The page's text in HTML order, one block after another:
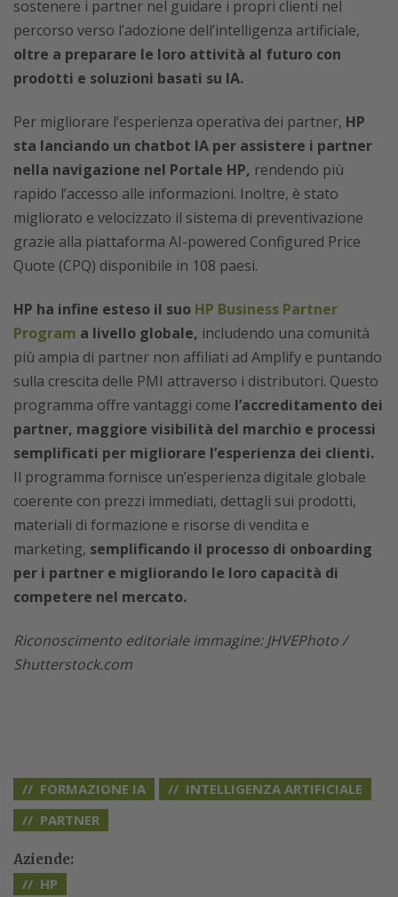
sostenere i partner nel guidare i propri clienti nel
percorso verso l’adozione dell’intelligenza artificiale,
oltre a preparare le loro attività al futuro con
prodotti e soluzioni basati su IA.
Per migliorare l’esperienza operativa dei partner, HP
sta lanciando un chatbot IA per assistere i partner
nella navigazione nel Portale HP, rendendo più
rapido l’accesso alle informazioni. Inoltre, è stato
migliorato e velocizzato il sistema di preventivazione
grazie alla piattaforma AI-powered Configured Price
Quote (CPQ) disponibile in 108 paesi.
HP ha infine esteso il suo HP Business Partner
Program a livello globale, includendo una comunità
più ampia di partner non affiliati ad Amplify e puntando
sulla crescita delle PMI attraverso i distributori. Questo
programma offre vantaggi come l’accreditamento dei
partner, maggiore visibilità del marchio e processi
semplificati per migliorare l’esperienza dei clienti.
Il programma fornisce un’esperienza digitale globale
coerente con prezzi immediati, dettagli sui prodotti,
materiali di formazione e risorse di vendita e
marketing, semplificando il processo di onboarding
per i partner e migliorando le loro capacità di
competere nel mercato.
Riconoscimento editoriale immagine: JHVEPhoto /
Shutterstock.com
FORMAZIONE IA
INTELLIGENZA ARTIFICIALE
PARTNER
Aziende:
HP